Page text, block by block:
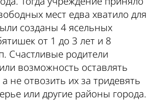
мест едва хватило для
созданы 4 ясельных
от 1 до 3 лет и 8
Счастливые родители
возможность оставлять
не отвозить их за тридевять
или другие районы города.